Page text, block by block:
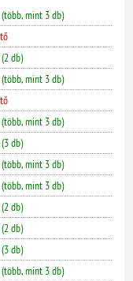
mint 3 db)
db)
mint 3 db)
mint 3 db)
db)
mint 3 db)
mint 3 db)
db)
db)
db)
mint 3 db)